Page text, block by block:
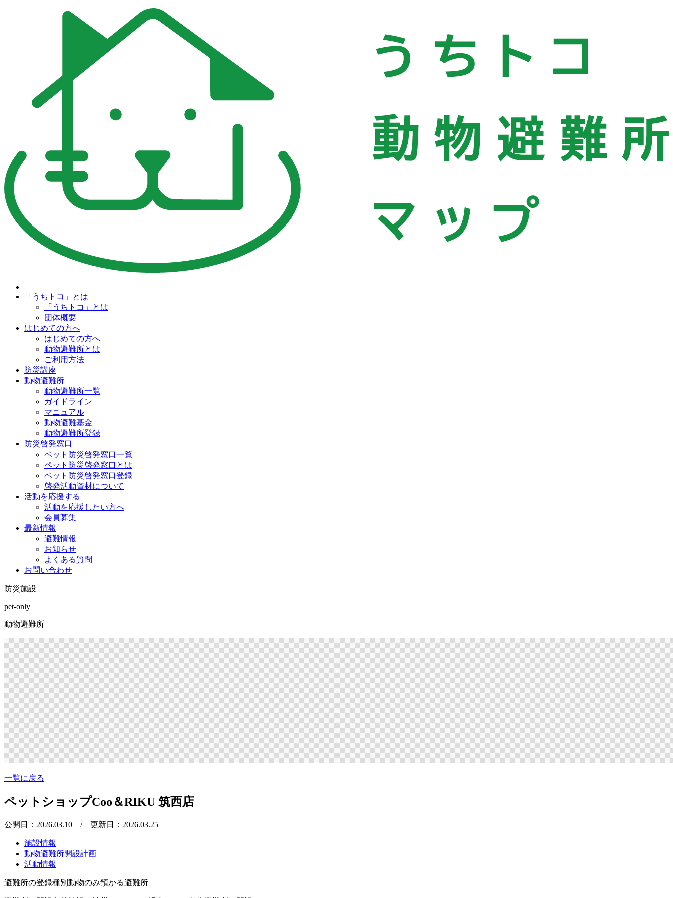
「うちトコ」とは
「うちトコ」とは
団体概要
はじめての方へ
はじめての方へ
動物避難所とは
ご利用方法
防災講座
動物避難所
動物避難所一覧
ガイドライン
マニュアル
動物避難基金
動物避難所登録
防災啓発窓口
ペット防災啓発窓口一覧
ペット防災啓発窓口とは
ペット防災啓発窓口登録
啓発活動資材について
活動を応援する
活動を応援したい方へ
会員募集
最新情報
避難情報
お知らせ
よくある質問
お問い合わせ
防災施設
pet-only
動物避難所
一覧に戻る
ペットショップCoo＆RIKU 筑西店
公開日：2026.03.10 / 更新日：2026.03.25
施設情報
動物避難所開設計画
活動情報
避難所の登録種別 動物のみ預かる避難所